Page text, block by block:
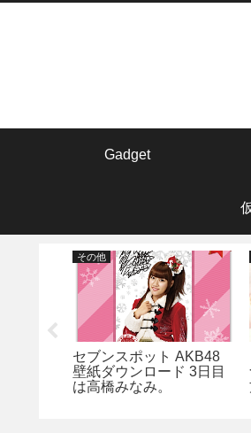
Gadget
その他
セブンスポット AKB48
壁紙ダウンロード 3日目
は高橋みなみ。